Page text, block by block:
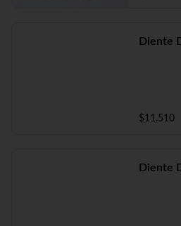
Diente
$11.510
Diente